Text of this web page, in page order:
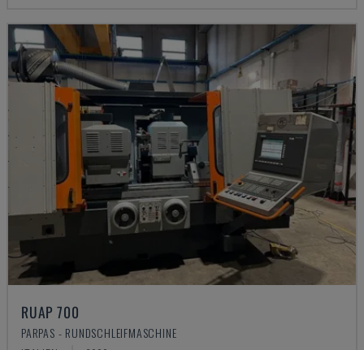
RUAP 700
PARPAS - RUNDSCHLEIFMASCHINE